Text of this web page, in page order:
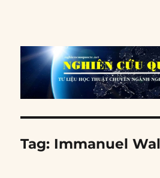
Tag: Immanuel